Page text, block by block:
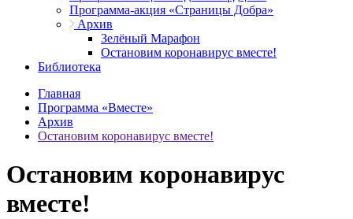
Программа-акция «Страницы Добра»
Архив
Зелёный Марафон
Остановим коронавирус вместе!
Библиотека
Главная
Программа «Вместе»
Архив
Остановим коронавирус вместе!
Остановим коронавирус
вместе!